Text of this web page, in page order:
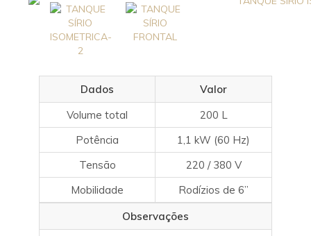
Dados
Valor
Volume total
200 L
Potência
1,1 kW (60 Hz)
Tensão
220 / 380 V
Mobilidade
Rodízios de 6”
Observações